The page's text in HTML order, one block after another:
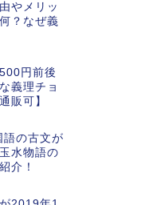
やメリッ
？なぜ義
円前後
義理チョ
販可】
の古文が
水物語の
介！